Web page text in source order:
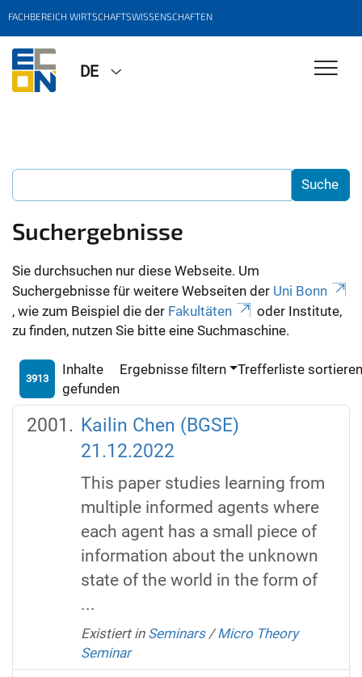
FACHBEREICH WIRTSCHAFTSWISSENSCHAFTEN
DE
Suchergebnisse
Sie durchsuchen nur diese Webseite. Um
Suchergebnisse für weitere Webseiten der Uni Bonn
, wie zum Beispiel die der Fakultäten
oder Institute,
zu finden, nutzen Sie bitte eine Suchmaschine.
3913
Inhalte
gefunden
Ergebnisse filtern Trefferliste
Kailin Chen (BGSE)
21.12.2022
This paper studies learning from
multiple informed agents where
each agent has a small piece of
information about the unknown
state of the world in the form of
...
Existiert in Seminars /Micro Theory
Seminar